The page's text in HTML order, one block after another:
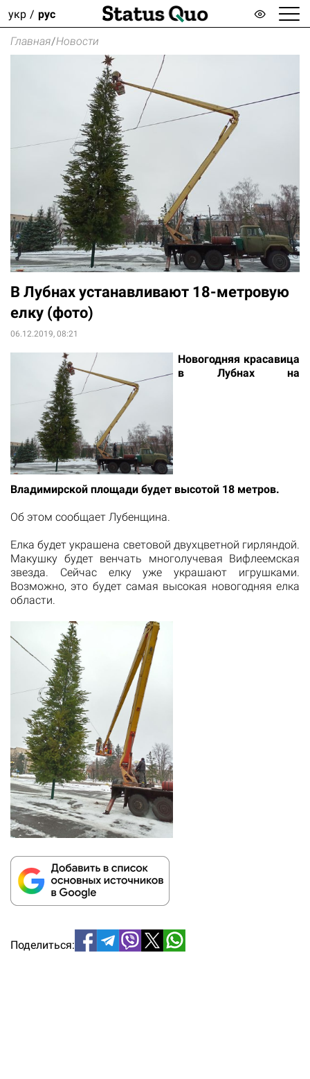
укр рус
Главная/Новости
В Лубнах устанавливают 18-метровую
елку (фото)
06.12.2019, 08:21
Новогодняя красавица
в Лубнах на
Владимирской площади будет высотой 18 метров.
Об этом сообщает Лубенщина.
Елка будет украшена световой двухцветной гирляндой.
Макушку будет венчать многолучевая Вифлеемская
звезда. Сейчас елку уже украшают игрушками.
Возможно, это будет самая высокая новогодняя елка
области.
Поделиться: